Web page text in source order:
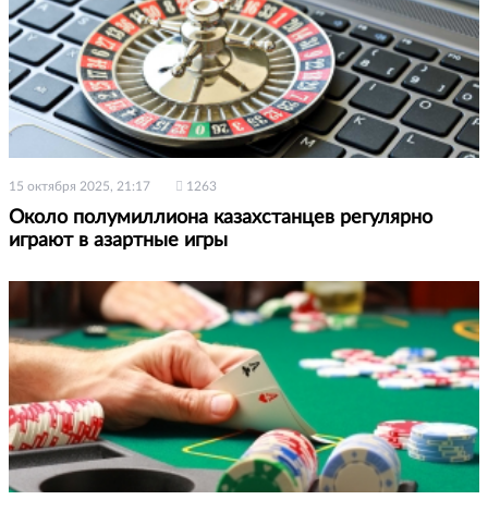
15 октября 2025, 21:17 1263
Около полумиллиона казахстанцев регулярно
играют в азартные игры